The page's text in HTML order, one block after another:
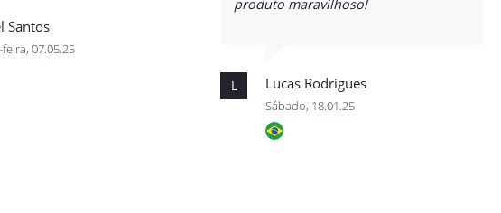
Santos
07.05.25
produto maravilhoso!
L Lucas Rodrigues
Sábado, 18.01.25